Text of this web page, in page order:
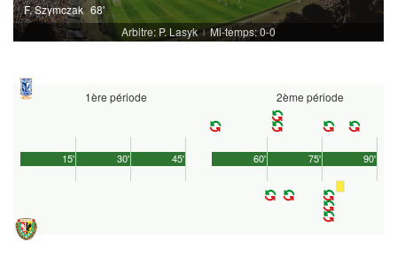
F. Szymczak 68'
Arbitre: P. Lasyk | Mi-temps: 0-0
1ère période
45'
15' 30'
2ème période
90'
60' 75'